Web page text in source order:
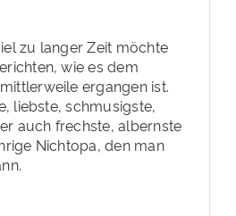
zu langer Zeit möchte
wie es dem
ergangen ist.
liebste, schmusigste,
auch frechste, albernste
Nichtopa, den man